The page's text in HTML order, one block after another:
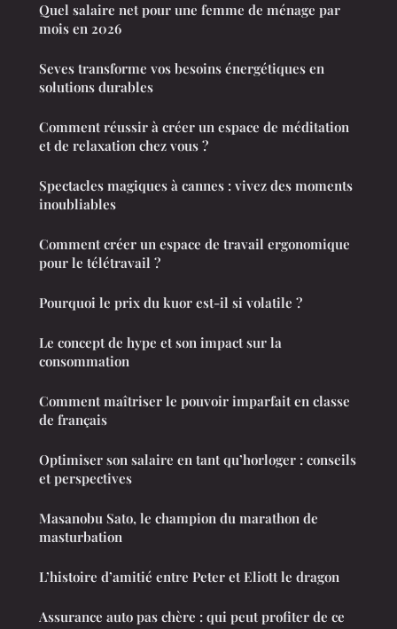
Quel salaire net pour une femme de ménage par
mois en 2026
Seves transforme vos besoins énergétiques en
solutions durables
Comment réussir à créer un espace de méditation
et de relaxation chez vous ?
Spectacles magiques à cannes : vivez des moments
inoubliables
Comment créer un espace de travail ergonomique
pour le télétravail ?
Pourquoi le prix du kuor est-il si volatile ?
Le concept de hype et son impact sur la
consommation
Comment maîtriser le pouvoir imparfait en classe
de français
Optimiser son salaire en tant qu’horloger : conseils
et perspectives
Masanobu Sato, le champion du marathon de
masturbation
L’histoire d’amitié entre Peter et Eliott le dragon
Assurance auto pas chère : qui peut profiter de ce